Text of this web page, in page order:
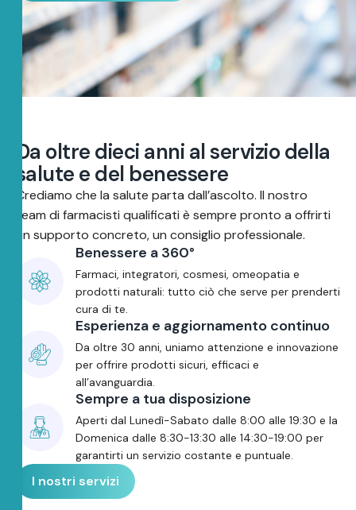
Da oltre dieci anni alservizio della
salute e del benessere
Crediamo che la salute parta dall’ascolto. Il nostro
team di farmacisti qualificati è sempre pronto a offrirti
un supporto concreto, un consiglio professionale.
Benessere a 360°
Farmaci, integratori, cosmesi, omeopatia e
prodotti naturali: tutto ciò che serve per prenderti
cura di te.
Esperienza e aggiornamento continuo
Da oltre 30 anni, uniamo attenzione e innovazione
per offrire prodotti sicuri, efficaci e
all’avanguardia.
Sempre a tua disposizione
Aperti dal Lunedì-Sabato dalle 8:00 alle 19:30 e la
Domenica dalle 8:30-13:30 alle 14:30-19:00 per
garantirti un servizio costante e puntuale.
I nostri servizi